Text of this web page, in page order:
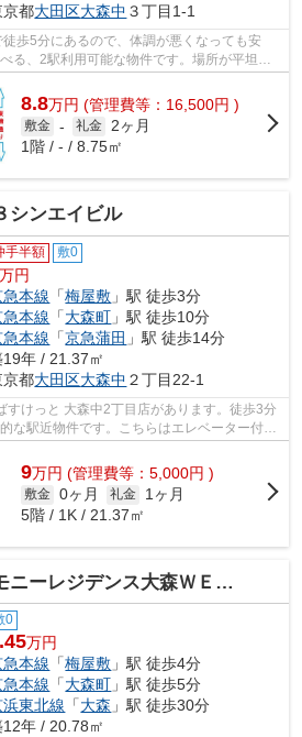
京都大田区大森中 ３丁目1-1
歩5分にあるので、体調が悪くなっても安
る、2駅利用可能な物件です。場所が平坦な
えたいポイ...
8.8万円 (管理費等：16,500円 )
敷金 - 礼金 2ヶ月
1階 / - / 8.75㎡
シンエイビル
手半額 敷0
万円
急本線 「梅屋敷 」駅 徒歩3分
急本線 「大森町 」駅 徒歩10分
急本線 「京急蒲田 」駅 徒歩14分
19年 / 21.37㎡
京都大田区大森中 ２丁目22-1
すけっと 大森中2丁目店があります。徒歩3分
な駅近物件です。こちらはエレベーター付き
をカード...
9万円 (管理費等：5,000円 )
敷金 0ヶ月 礼金
1ヶ月
5階 / 1K / 21.37㎡
ーレジデンス大森ＷＥＳＴ
0
万円
急本線 「梅屋敷 」駅 徒歩4分
急本線 「大森町 」駅 徒歩5分
浜東北線 「大森 」駅 徒歩30分
12年 / 20.78㎡